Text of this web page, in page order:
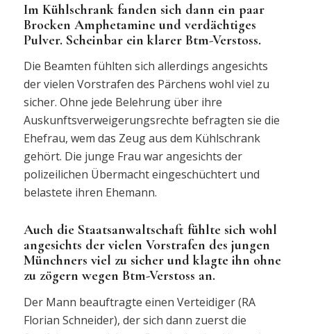
Im Kühlschrank fanden sich dann ein paar
Brocken Amphetamine und verdächtiges
Pulver. Scheinbar ein klarer Btm-Verstoss.
Die Beamten fühlten sich allerdings angesichts
der vielen Vorstrafen des Pärchens wohl viel zu
sicher. Ohne jede Belehrung über ihre
Auskunftsverweigerungsrechte befragten sie die
Ehefrau, wem das Zeug aus dem Kühlschrank
gehört. Die junge Frau war angesichts der
polizeilichen Übermacht eingeschüchtert und
belastete ihren Ehemann.
Auch die Staatsanwaltschaft fühlte sich wohl
angesichts der vielen Vorstrafen des jungen
Münchners viel zu sicher und klagte ihn ohne
zu zögern wegen Btm-Verstoss an.
Der Mann beauftragte einen Verteidiger (RA
Florian Schneider), der sich dann zuerst die